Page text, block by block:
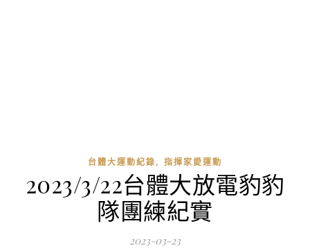
台體大運動紀錄, 指揮家愛運動
2023/3/22台體大放電豹豹
隊團練紀實
2023-03-23